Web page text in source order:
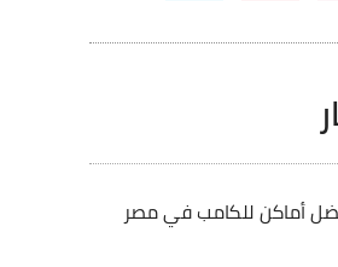
أماكن للكامب في مصر